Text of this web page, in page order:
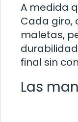
A medida
Cada giro,
maletas,
final sin
Las